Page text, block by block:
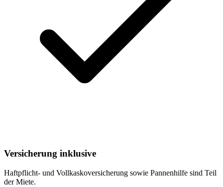
Versicherung inklusive
Haftpflicht- und Vollkaskoversicherung sowie Pannenhilfe sind Teil
der Miete.